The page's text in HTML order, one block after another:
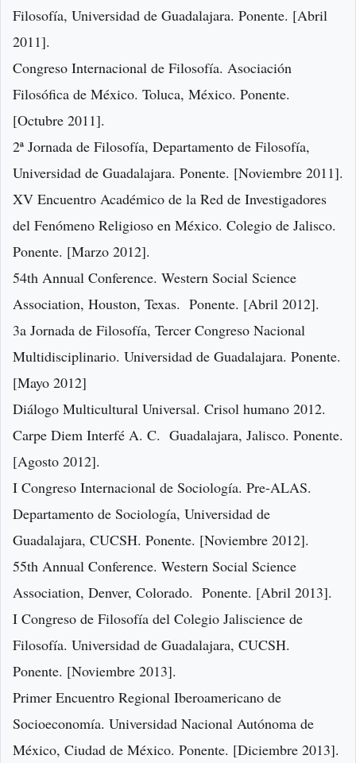
Filosofía, Universidad de Guadalajara. Ponente. [Abril
2011].
Congreso Internacional de Filosofía. Asociación
Filosófica de México. Toluca, México. Ponente.
[Octubre 2011].
2ª Jornada de Filosofía, Departamento de Filosofía,
Universidad de Guadalajara. Ponente. [Noviembre 2011].
XV Encuentro Académico de la Red de Investigadores
del Fenómeno Religioso en México. Colegio de Jalisco.
Ponente. [Marzo 2012].
54th Annual Conference. Western Social Science
Association, Houston, Texas. Ponente. [Abril 2012].
3a Jornada de Filosofía, Tercer Congreso Nacional
Multidisciplinario. Universidad de Guadalajara. Ponente.
[Mayo 2012]
Diálogo Multicultural Universal. Crisol humano 2012.
Carpe Diem Interfé A. C. Guadalajara, Jalisco. Ponente.
[Agosto 2012].
I Congreso Internacional de Sociología. Pre-ALAS.
Departamento de Sociología, Universidad de
Guadalajara, CUCSH. Ponente. [Noviembre 2012].
55th Annual Conference. Western Social Science
Association, Denver, Colorado. Ponente. [Abril 2013].
I Congreso de Filosofía del Colegio Jaliscience de
Filosofía. Universidad de Guadalajara, CUCSH.
Ponente. [Noviembre 2013].
Primer Encuentro Regional Iberoamericano de
Socioeconomía. Universidad Nacional Autónoma de
México, Ciudad de México. Ponente. [Diciembre 2013].